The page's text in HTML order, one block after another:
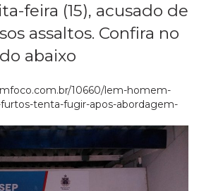
feira (15), acusado de
assaltos. Confira no
abaixo
10660/lem-homem-
tenta-fugir-apos-abordagem-